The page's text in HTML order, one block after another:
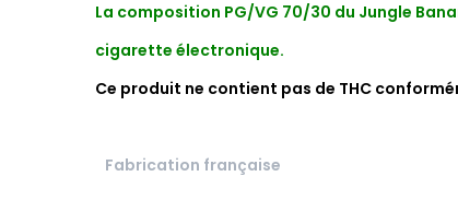
La composition PG/VG 70/30 du Jungle
cigarette électronique.
Ce produit ne contient pas de THC
Fabrication française